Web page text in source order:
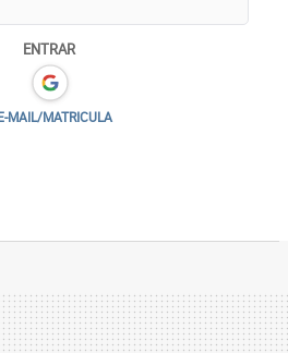
ENTRAR
MAIL/MATRICULA